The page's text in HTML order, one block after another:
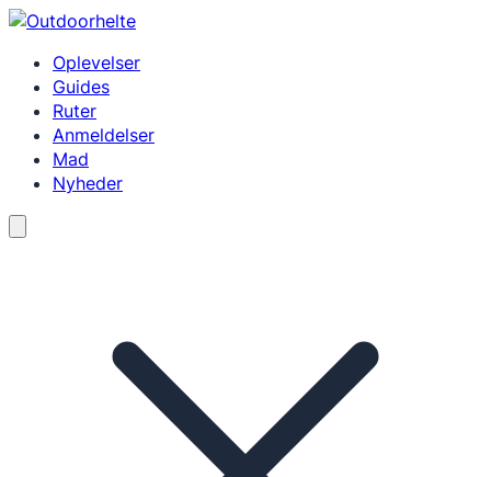
Spring
indholdOplevelser
Guides
Ruter
Anmeldelser
Mad
Nyheder